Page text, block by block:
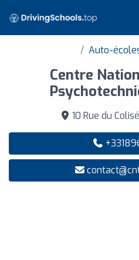
Auto-
Centre
10 Rue du